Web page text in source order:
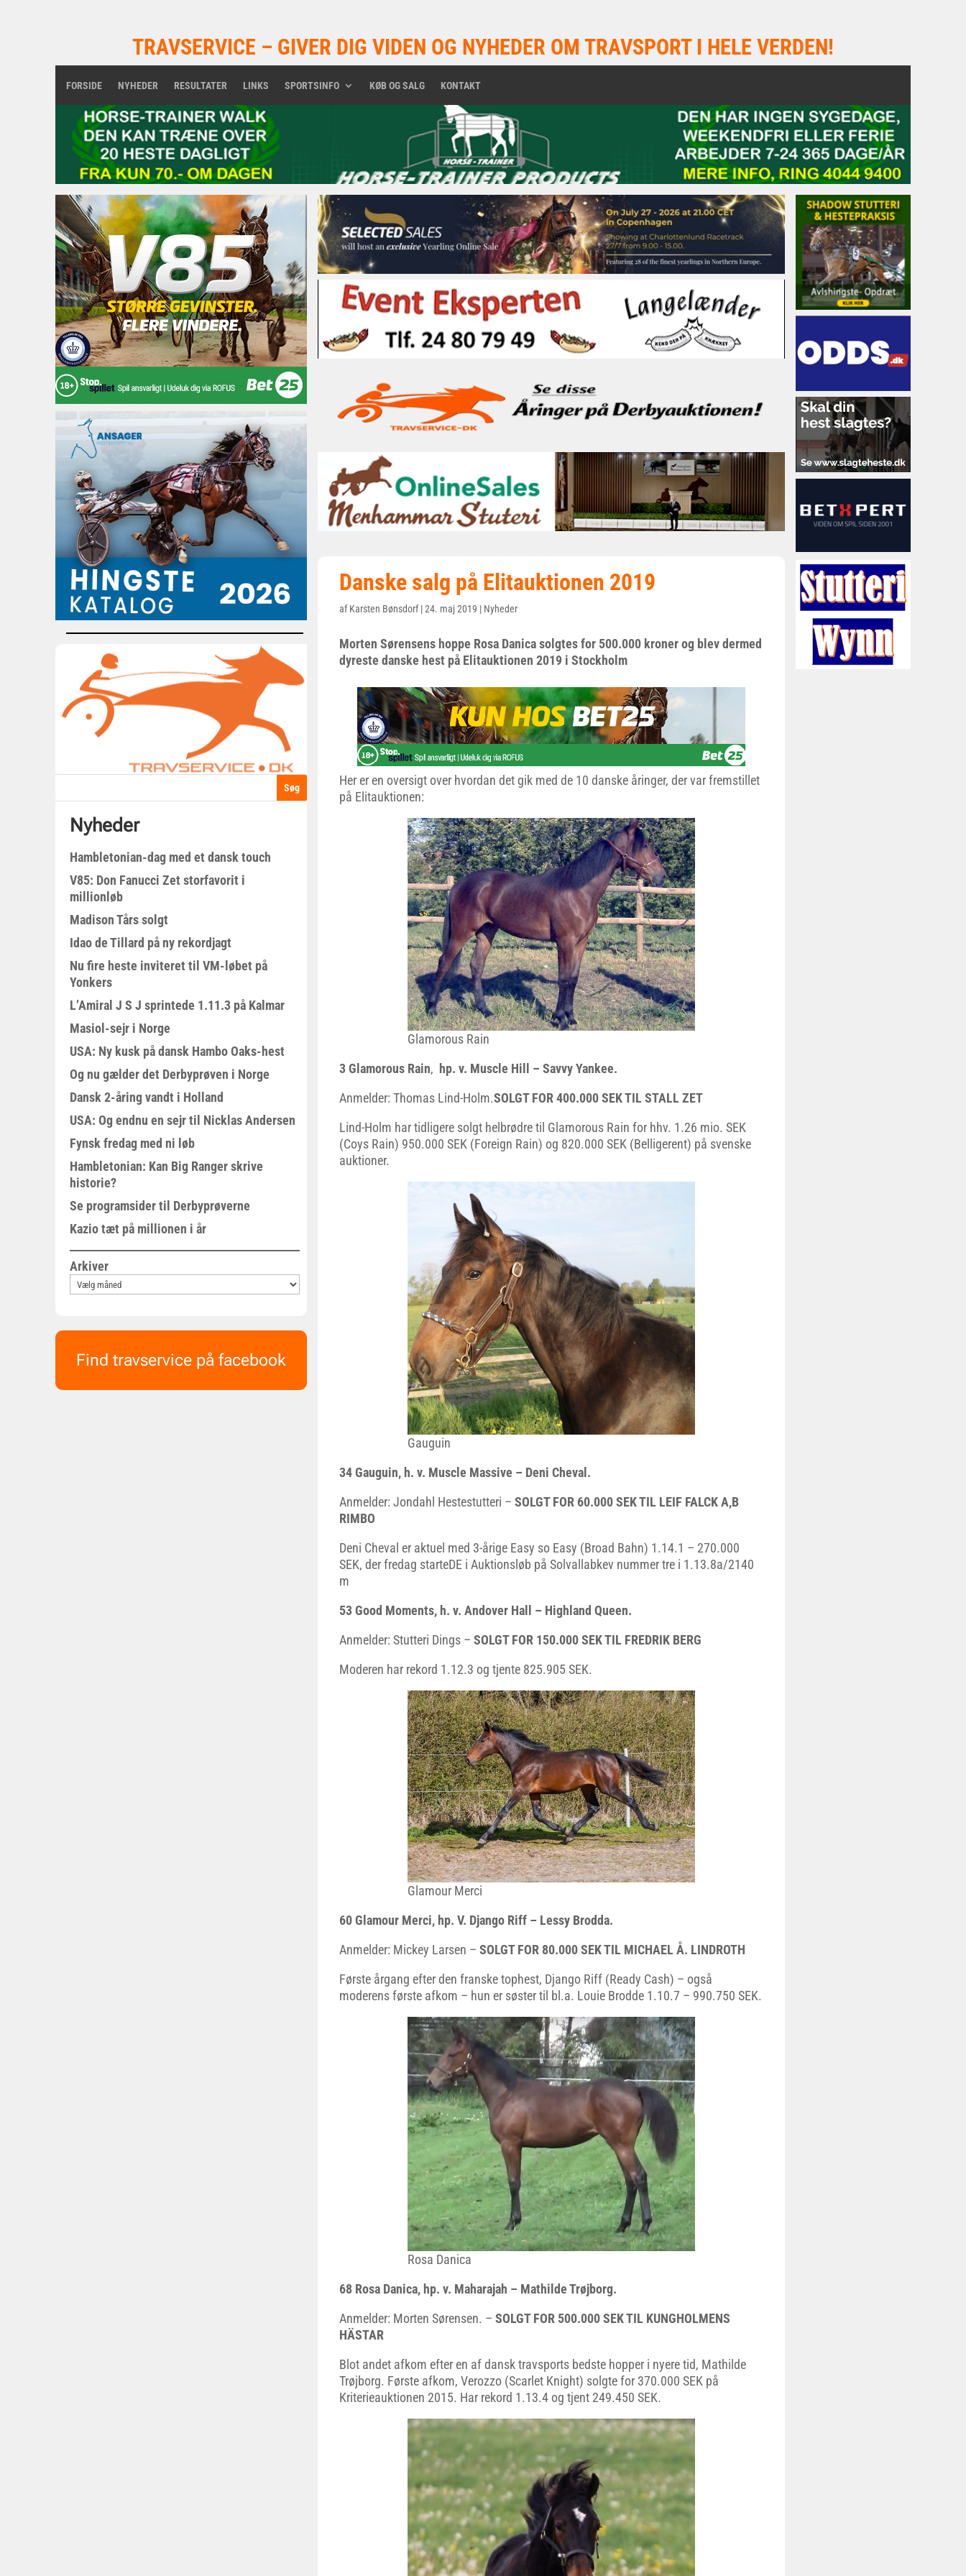
TRAVSERVICE – GIVER DIG VIDEN OG NYHEDER OM TRAVSPORT I HELE VERDEN!
FORSIDE NYHEDER RESULTATER LINKS SPORTSINFO KØB OG SALG KONTAKT
Nyheder
Hambletonian-dag med et dansk touch
V85: Don Fanucci Zet storfavorit i
millionløb
Madison Tårs solgt
Idao de Tillard på ny rekordjagt
Nu fire heste inviteret til VM-løbet på
Yonkers
L’Amiral J S J sprintede 1.11.3 på Kalmar
Masiol-sejr i Norge
USA: Ny kusk på dansk Hambo Oaks-hest
Og nu gælder det Derbyprøven i Norge
Dansk 2-åring vandt i Holland
USA: Og endnu en sejr til Nicklas Andersen
Fynsk fredag med ni løb
Hambletonian: Kan Big Ranger skrive
historie?
Se programsider til Derbyprøverne
Kazio tæt på millionen i år
Arkiver
Find travservice på facebook
Danske salg på Elitauktionen 2019
afKarsten Bønsdorf|24. maj 2019 | Nyheder
Morten Sørensens hoppe Rosa Danica solgtes for 500.000 kroner og blev dermed
dyreste danske hest på Elitauktionen 2019 i Stockholm
Her er en oversigt over hvordan det gik med de 10 danske åringer, der var fremstillet
på Elitauktionen:
Glamorous Rain
3 Glamorous Rain, hp. v. Muscle Hill – Savvy Yankee.
Anmelder: Thomas Lind-Holm.SOLGT FOR 400.000 SEK TIL STALL ZET
Lind-Holm har tidligere solgt helbrødre til Glamorous Rain for hhv. 1.26 mio. SEK
(Coys Rain) 950.000 SEK (Foreign Rain) og 820.000 SEK (Belligerent) på svenske
auktioner.
Gauguin
34 Gauguin, h. v. Muscle Massive – Deni Cheval.
Anmelder: Jondahl Hestestutteri – SOLGT FOR 60.000 SEK TIL LEIF FALCK A,B
RIMBO
Deni Cheval er aktuel med 3-årige Easy so Easy (Broad Bahn) 1.14.1 – 270.000
SEK, der fredag starteDE i Auktionsløb på Solvallabkev nummer tre i 1.13.8a/2140
m
53 Good Moments, h. v. Andover Hall – Highland Queen.
Anmelder: Stutteri Dings – SOLGT FOR 150.000 SEK TIL FREDRIK BERG
Moderen har rekord 1.12.3 og tjente 825.905 SEK.
Glamour Merci
60 Glamour Merci, hp. V. Django Riff – Lessy Brodda.
Anmelder: Mickey Larsen – SOLGT FOR 80.000 SEK TIL MICHAEL Å. LINDROTH
Første årgang efter den franske tophest, Django Riff (Ready Cash) – også
moderens første afkom – hun er søster til bl.a. Louie Brodde 1.10.7 – 990.750 SEK.
Rosa Danica
68 Rosa Danica, hp. v. Maharajah – Mathilde Trøjborg.
Anmelder: Morten Sørensen. – SOLGT FOR 500.000 SEK TIL KUNGHOLMENS
HÄSTAR
Blot andet afkom efter en af dansk travsports bedste hopper i nyere tid, Mathilde
Trøjborg. Første afkom, Verozzo (Scarlet Knight) solgte for 370.000 SEK på
Kriterieauktionen 2015. Har rekord 1.13.4 og tjent 249.450 SEK.